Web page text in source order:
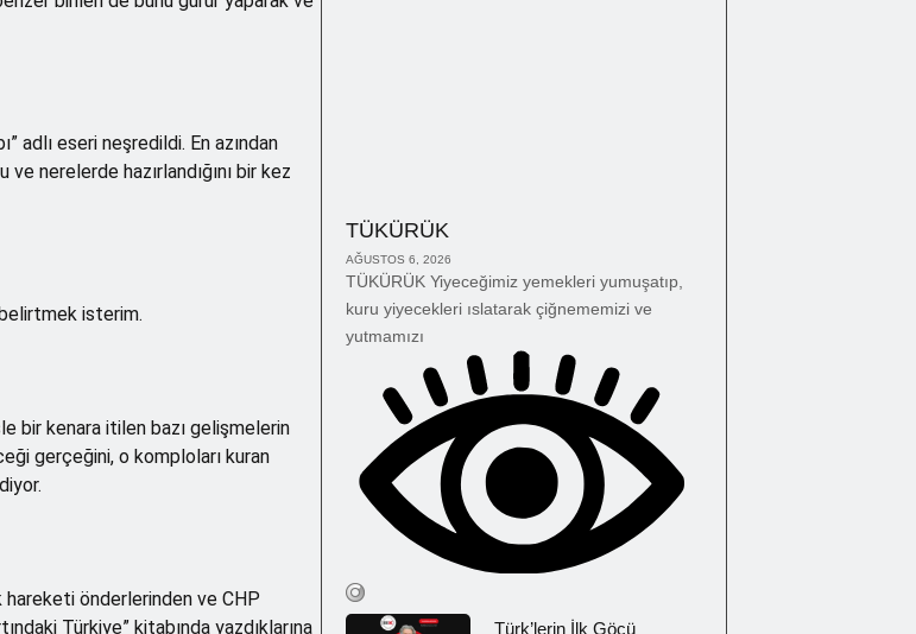
adlı eseri neşredildi. En azından
nerelerde hazırlandığını bir kez
isterim.
bir kenara itilen bazı gelişmelerin
gerçeğini, o komploları kuran
hareketi önderlerinden ve CHP
Türkiye” kitabında yazdıklarına
TÜKÜRÜK
AĞUSTOS 6, 2026
TÜKÜRÜK Yiyeceğimiz yemekleri yumuşatıp,
kuru yiyecekleri ıslatarak çiğnememizi ve
yutmamızı
Türk’lerin İlk Göçü